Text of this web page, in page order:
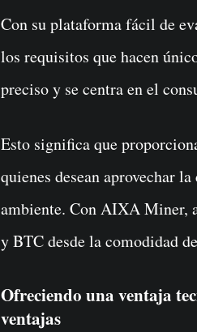
Con su plataforma fácil de
los requisitos que hacen
preciso y se centra en el
Esto significa que
quienes desean aprovechar
ambiente. Con AIXA Miner,
y BTC desde la comodidad
Ofreciendo una ventaja
ventajas